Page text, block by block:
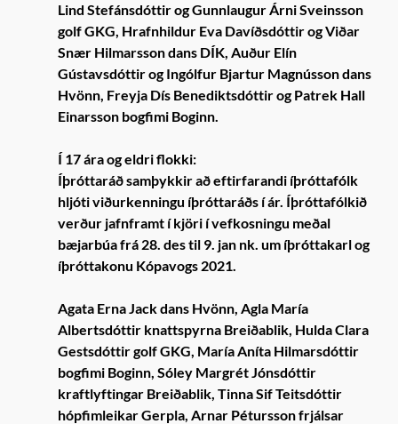
Lind Stefánsdóttir og Gunnlaugur Árni Sveinsson
golf GKG, Hrafnhildur Eva Davíðsdóttir og Viðar
Snær Hilmarsson dans DÍK, Auður Elín
Gústavsdóttir og Ingólfur Bjartur Magnússon dans
Hvönn, Freyja Dís Benediktsdóttir og Patrek Hall
Einarsson bogfimi Boginn.
Í 17 ára og eldri flokki:
Íþróttaráð samþykkir að eftirfarandi íþróttafólk
hljóti viðurkenningu íþróttaráðs í ár. Íþróttafólkið
verður jafnframt í kjöri í vefkosningu meðal
bæjarbúa frá 28. des til 9. jan nk. um íþróttakarl og
íþróttakonu Kópavogs 2021.
Agata Erna Jack dans Hvönn, Agla María
Albertsdóttir knattspyrna Breiðablik, Hulda Clara
Gestsdóttir golf GKG, María Aníta Hilmarsdóttir
bogfimi Boginn, Sóley Margrét Jónsdóttir
kraftlyftingar Breiðablik, Tinna Sif Teitsdóttir
hópfimleikar Gerpla, Arnar Pétursson frjálsar